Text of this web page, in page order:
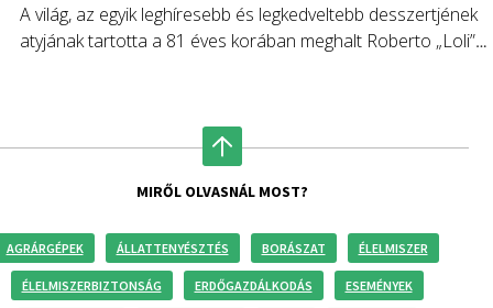
A világ, az egyik leghíresebb és legkedveltebb desszertjének
atyjának tartotta a 81 éves korában meghalt Roberto „Loli”
MIRŐL OLVASNÁL MOST?
AGRÁRGÉPEK ÁLLATTENYÉSZTÉS BORÁSZAT ÉLELMISZER
ÉLELMISZERBIZTONSÁG ERDŐGAZDÁLKODÁS ESEMÉNYEK